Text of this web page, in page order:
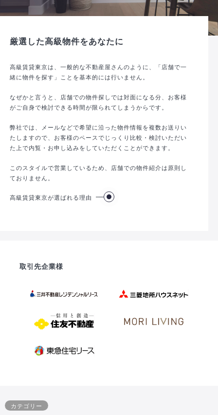
厳選した高級物件をあなたに
高級賃貸東京は、一般的な不動産屋さんのように、「店舗で一
緒に物件を探す」ことを基本的には行いません。
なぜかと言うと、店舗での物件探しでは対面になる分、お客様
がご自身で検討できる時間が限られてしまうからです。
弊社では、メールなどで希望に沿った物件情報を複数お送りい
たしますので、お客様のペースでじっくり比較・検討いただい
た上で内覧・お申し込みをしていただくことができます。
このスタイルで営業しているため、店舗での物件紹介は原則し
ておりません。
高級賃貸東京が選ばれる理由
取引先企業様
カテゴリー